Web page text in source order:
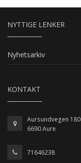
NYTTIGE LENKER
Nyhetsarkiv
KONTAKT
Aursundvegen 180
6690 Aure
71646238